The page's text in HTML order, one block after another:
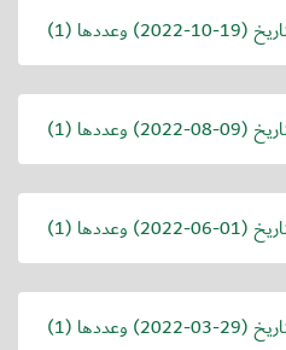
(
2022-10-19) وعددها (1)
(
2022-08-09) وعددها (1)
(
2022-06-01) وعددها (1)
(
2022-03-29) وعددها (1)